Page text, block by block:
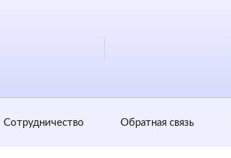
Сотрудничество Обратная cвязь